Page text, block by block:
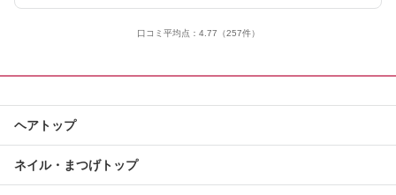
口コミ平均点： 4.77 （257件）
ヘアトップ
ネイル・まつげトップ